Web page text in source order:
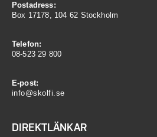
Postadress:
Box 17178, 104 62 Stockholm
Telefon:
08-523 29 800
E-post:
info@skolfi.se
DIREKTLÄNKAR